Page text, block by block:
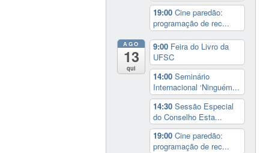
19:00Cine paredão:
programação de rec...
AGO
13
qui
9:00 Feira do Livro da
UFSC
14:00Seminário
Internacional ‘Ninguém...
14:30Sessão Especial
do Conselho Esta...
19:00Cine paredão:
programação de rec...